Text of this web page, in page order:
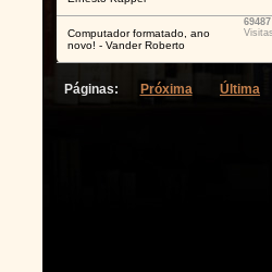
Computador formatado, ano
novo! - Vander Roberto
69487
Visitas
Páginas: Próxima Última